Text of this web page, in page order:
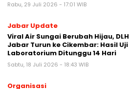
Rabu, 29 Juli 2026 - 17:01 WIB
Jabar Update
‎Viral Air Sungai Berubah Hijau, DLH
Jabar Turun ke Cikembar: Hasil Uji
Laboratorium Ditunggu 14 Hari
Sabtu, 18 Juli 2026 - 18:43 WIB
Organisasi